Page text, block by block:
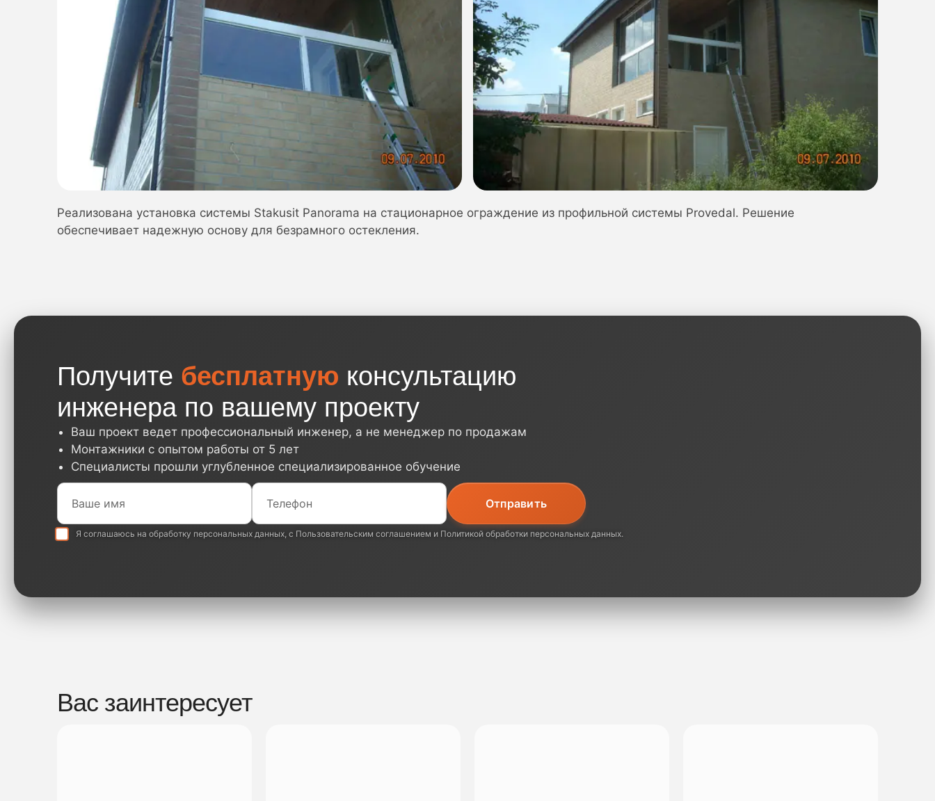
Реализована установка системы Stakusit Panorama на стационарное ограждение из профильной системы Provedal. Решение
обеспечивает надежную основу для безрамного остекления.
Получите бесплатную консультацию
инженера по вашему проекту
Ваш проект ведет профессиональный инженер, а не менеджер по продажам
Монтажники с опытом работы от 5 лет
Специалисты прошли углубленное специализированное обучение
Я соглашаюсь на обработку персональных данных, с Пользовательским соглашением и Политикой обработки персональных данных.
Вас заинтересует